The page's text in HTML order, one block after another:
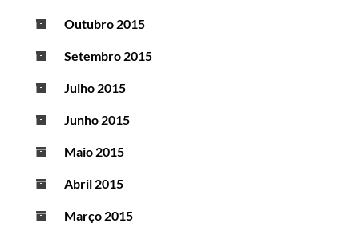
Outubro 2015
Setembro 2015
Julho 2015
Junho 2015
Maio 2015
Abril 2015
Março 2015